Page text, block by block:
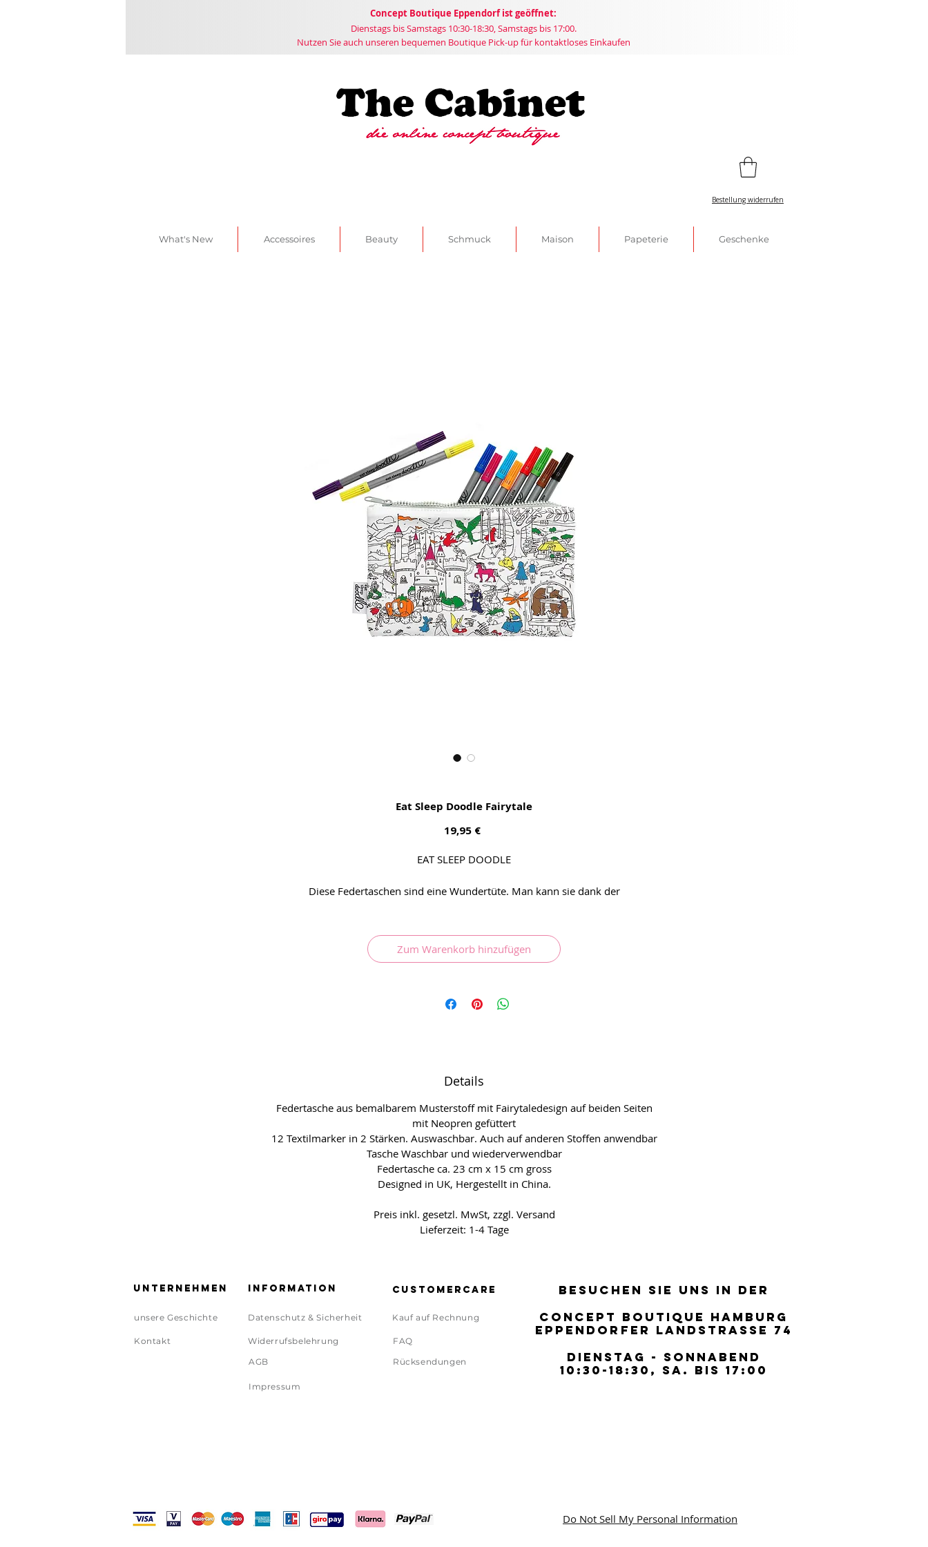
Concept Boutique Eppendorf ist geöffnet:
Dienstags bis Samstags 10:30-18:30, Samstags bis 17:00.
Nutzen Sie auch unseren bequemen Boutique Pick-up für kontaktloses Einkaufen
Bestellung widerrufen
What's New Accessoires Beauty Schmuck Maison Papeterie Geschenke
Eat Sleep Doodle Fairytale
19,95 €Preis
EAT SLEEP DOODLE
Diese Federtaschen sind eine Wundertüte. Man kann sie dank der
Waschmaschine tun und von vorne anfangen.
Zum Warenkorb hinzufügen
Details
Federtasche aus bemalbarem Musterstoff mit Fairytaledesign auf beiden Seiten
mit Neopren gefüttert
12 Textilmarker in 2 Stärken. Auswaschbar. Auch auf anderen Stoffen anwendbar
Tasche Waschbar und wiederverwendbar
Federtasche ca. 23 cm x 15 cm gross
Designed in UK, Hergestellt in China.
Preis inkl. gesetzl. MwSt, zzgl. Versand
Lieferzeit: 1-4 Tage
Unternehmen
unsere Geschichte
Kontakt
Information
Datenschutz & Sicherheit
Widerrufsbelehrung
AGB
Customercare
Kauf auf Rechnung
FAQ
Rücksendungen
BESUCHEN SIE UNS IN DER
CONCEPT BOUTIQUE HAMBURG
EPPENDORFER LANDSTRASSE 74
DIENSTAG - SONNABEND
10:30-18:30, SA. BIS 17:00
BESUCHEN SIE UNS IN DER
CONCEPT BOUTIQUE HAMBURG
EPPENDORFER LANDSTRASSE 74
DIENSTAG - SONNABEND
10:30-18:30, SA. BIS 17:00
Impressum
Do Not Sell My Personal Information